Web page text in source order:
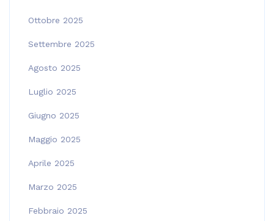
Ottobre 2025
Settembre 2025
Agosto 2025
Luglio 2025
Giugno 2025
Maggio 2025
Aprile 2025
Marzo 2025
Febbraio 2025